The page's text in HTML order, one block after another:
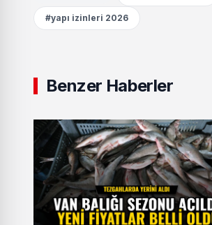
#yapı izinleri 2026
Benzer Haberler